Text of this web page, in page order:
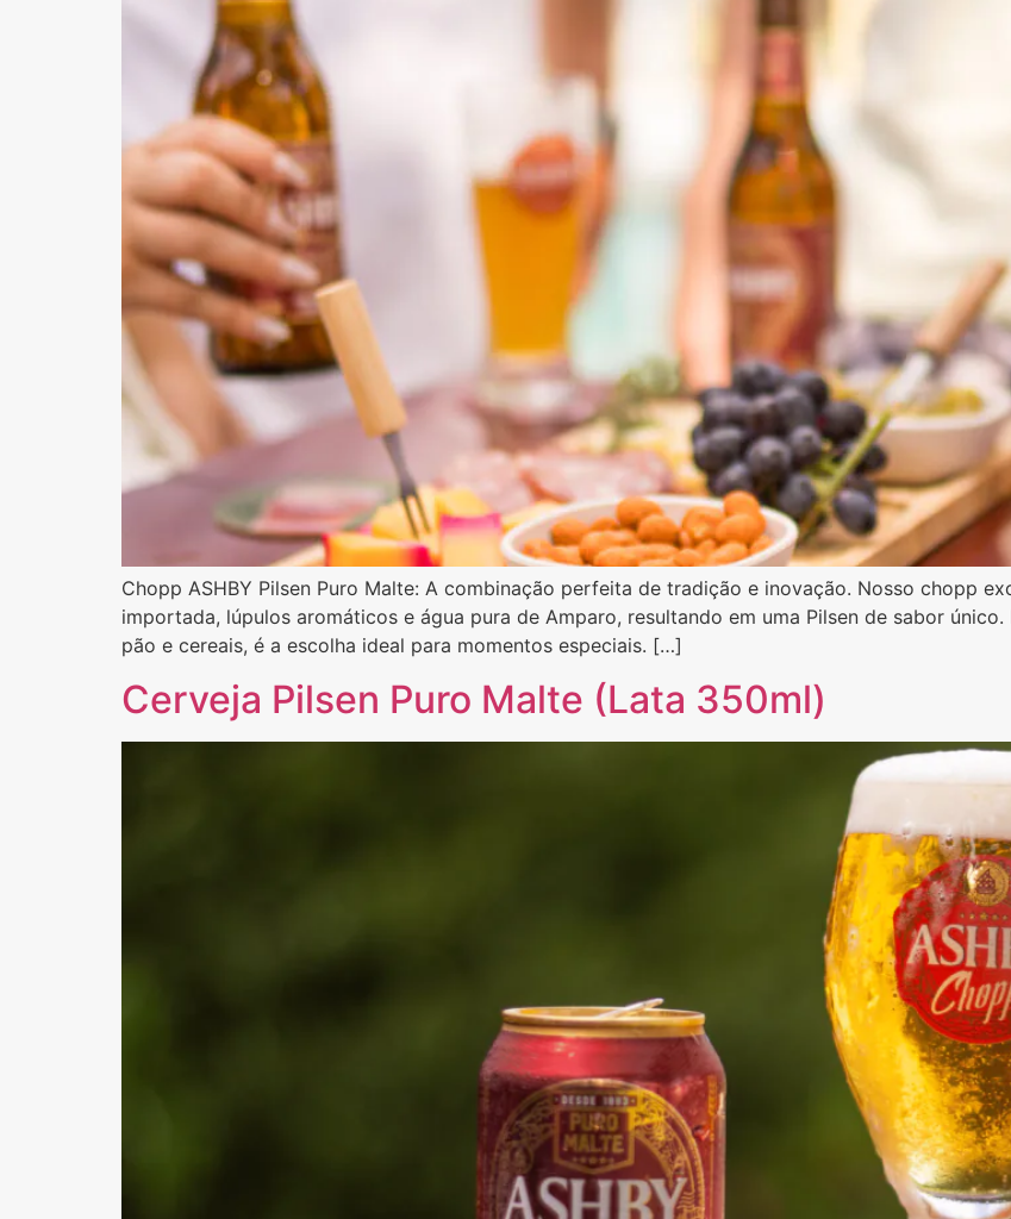
Chopp ASHBY Pilsen Puro Malte: A combinação perfeita de tradição e inovação. Nosso chopp
importada, lúpulos aromáticos e água pura de Amparo, resultando em uma Pilsen de sabor
pão e cereais, é a escolha ideal para momentos especiais. […]
Cerveja Pilsen Puro Malte (Lata 350ml)